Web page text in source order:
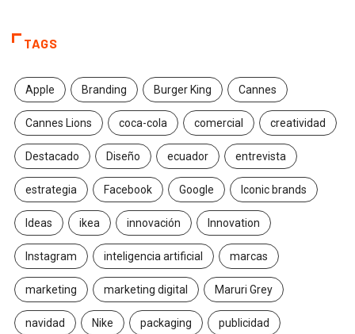
TAGS
Apple Branding Burger King Cannes
Cannes Lions coca-cola comercial creatividad
Destacado Diseño ecuador entrevista
estrategia Facebook Google Iconic brands
Ideas ikea innovación Innovation
Instagram inteligencia artificial marcas
marketing marketing digital Maruri Grey
navidad Nike packaging publicidad